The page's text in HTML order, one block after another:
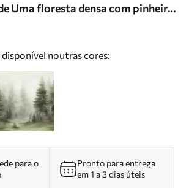
Uma floresta densa com pinheiros
nevoeiro leve, uma obra de arte
noutras cores:
para o
Pronto para entrega
em 1 a 3 dias úteis